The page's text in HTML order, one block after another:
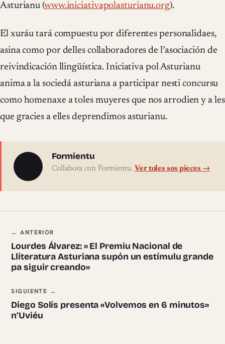
Asturianu (www.iniciativapolasturianu.org).
El xuráu tará compuestu por diferentes personalidaes,
asina como por delles collaboradores de l’asociación de
reivindicación llingüística. Iniciativa pol Asturianu
anima a la sociedá asturiana a participar nesti concursu
como homenaxe a toles muyeres que nos arrodien y a les
que gracies a elles deprendimos asturianu.
Sobre l'autor
Formientu
Collabora con Formientu. Ver toles sos pieces →
Navegación ente pieces
← ANTERIOR
Lourdes Álvarez: » El Premiu Nacional de
Lliteratura Asturiana supón un estímulu grande
pa siguir creando»
SIGUIENTE →
Diego Solís presenta «Volvemos en 6 minutos»
n’Uviéu